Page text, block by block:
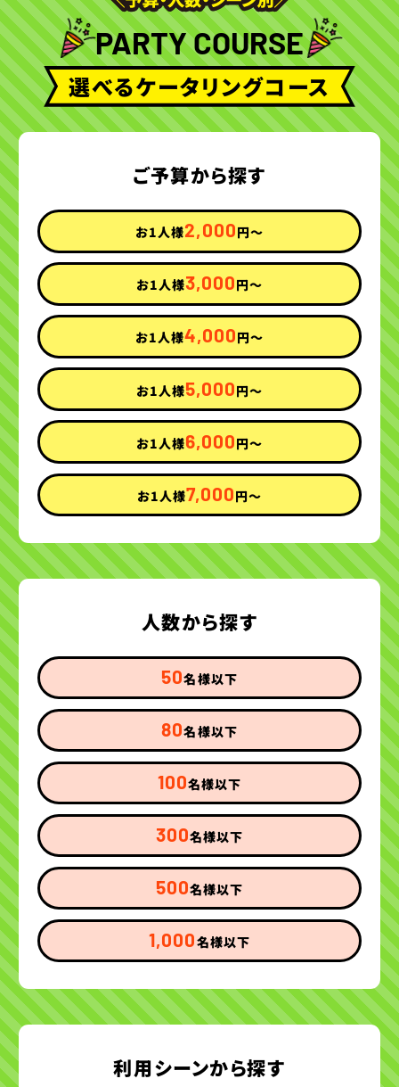
PARTY COURSE
選べるケータリングコース
ご予算から探す
お1人様2,000円〜
お1人様3,000円〜
お1人様4,000円〜
お1人様5,000円〜
お1人様6,000円〜
お1人様7,000円〜
人数から探す
50名様以下
80名様以下
100名様以下
300名様以下
500名様以下
1,000名様以下
利用シーンから探す